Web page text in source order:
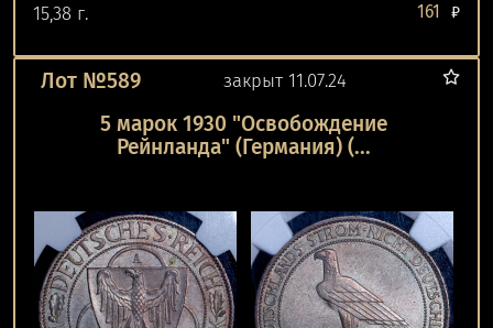
15,38 г. 161 ₽
Лот №589 закрыт 11.07.24
5 марок 1930 "Освобождение
Рейнланда" (Германия) (...